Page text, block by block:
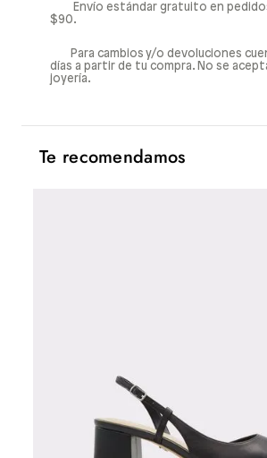
Envío estándar gratuito en
$90.
Para cambios y/o devoluciones
días a partir de tu compra. No se
joyería.
Te recomendamos